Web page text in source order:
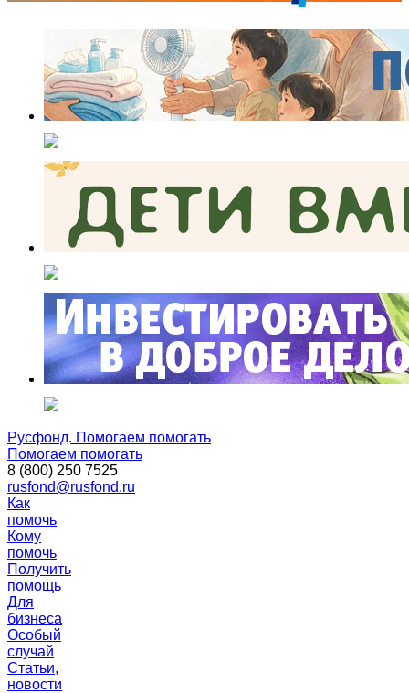
Русфонд. Помогаем помогать
Помогаем помогать
8 (800) 250 7525
rusfond@rusfond.ru
Как
помочь
Кому
помочь
Получить
помощь
Для
бизнеса
Особый
случай
Статьи,
новости